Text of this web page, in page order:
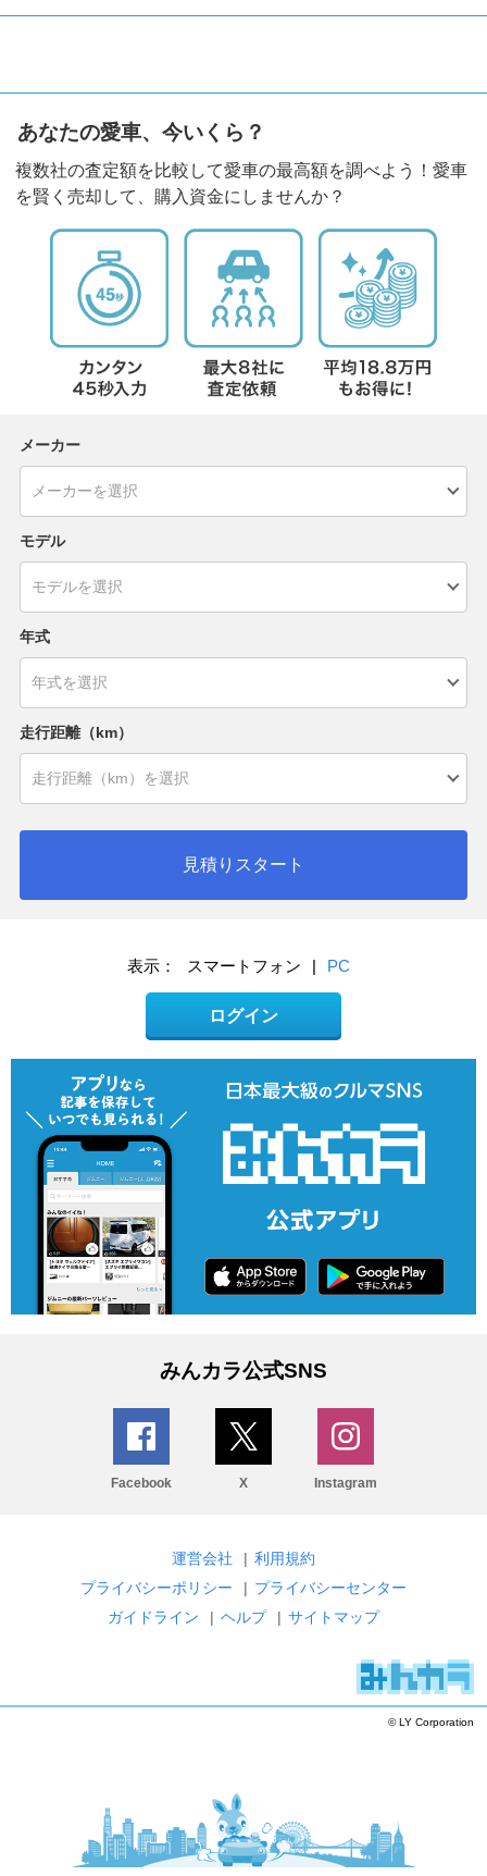
あなたの愛車、今いくら？
複数社の査定額を比較して愛車の最高額を調べよう！愛車
を賢く売却して、購入資金にしませんか？
メーカー
モデル
年式
走行距離（km）
見積りスタート
表示： スマートフォン | PC
ログイン
みんカラ公式SNS
Facebook X Instagram
運営会社 | 利用規約
プライバシーポリシー
| プライバシーセンター
ガイドライン
| ヘルプ | サイトマップ
© LY Corporation